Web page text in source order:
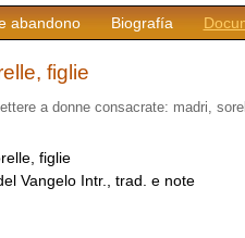
abandono Biografía
figlie
a donne consacrate: madri,
figlie
Vangelo Intr., trad. e note